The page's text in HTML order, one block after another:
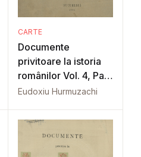
CARTE
Documente
privitoare la istoria
românilor Vol. 4, Part.
2
Eudoxiu Hurmuzachi